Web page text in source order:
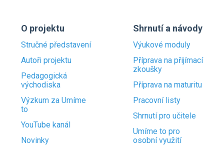
O projektu
Stručné představení
Autoři projektu
Pedagogická
východiska
Výzkum za Umíme
to
YouTube kanál
Novinky
Shrnutí a návody
Výukové moduly
Příprava na přijímací
zkoušky
Příprava na maturitu
Pracovní listy
Shrnutí pro učitele
Umíme to pro
osobní využití